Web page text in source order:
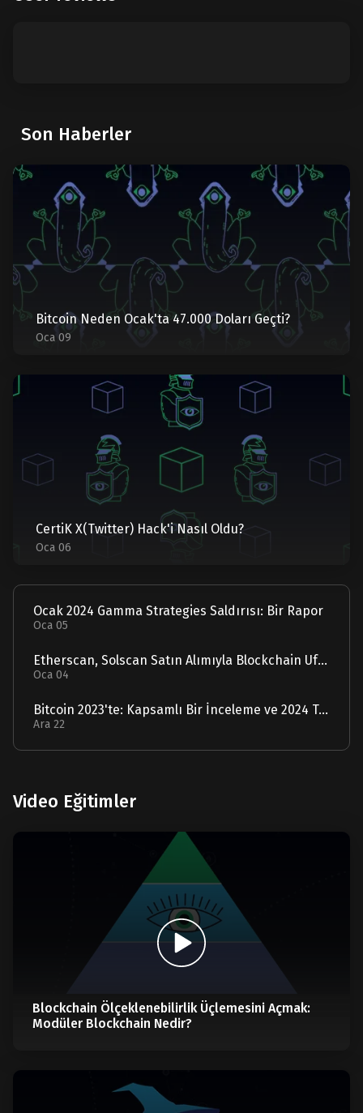
Son Haberler
Bitcoin Neden Ocak'ta 47.000 Doları Geçti?
Oca 09
CertiK X(Twitter) Hack'i Nasıl Oldu?
Oca 06
Ocak 2024 Gamma Strategies Saldırısı: Bir Rapor
Oca 05
Etherscan, Solscan Satın Alımıyla Blockchain Ufuklarını Genişletiyor
Oca 04
Bitcoin 2023'te: Kapsamlı Bir İnceleme ve 2024 Tahmini
Ara 22
Video Eğitimler
Blockchain Ölçeklenebilirlik Üçlemesini Açmak:
Modüler Blockchain Nedir?